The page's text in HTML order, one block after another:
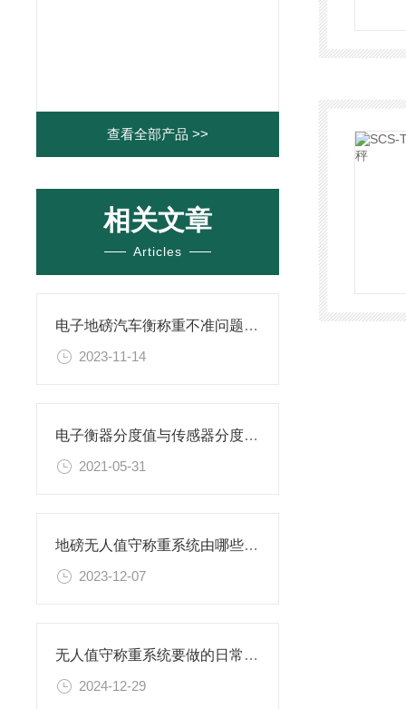
查看全部产品 >>
相关文章
Articles
电子地磅汽车衡称重不准问题解析
2023-11-14
电子衡器分度值与传感器分度数有什么关系
2021-05-31
地磅无人值守称重系统由哪些模块组成
2023-12-07
无人值守称重系统要做的日常维护
2024-12-29